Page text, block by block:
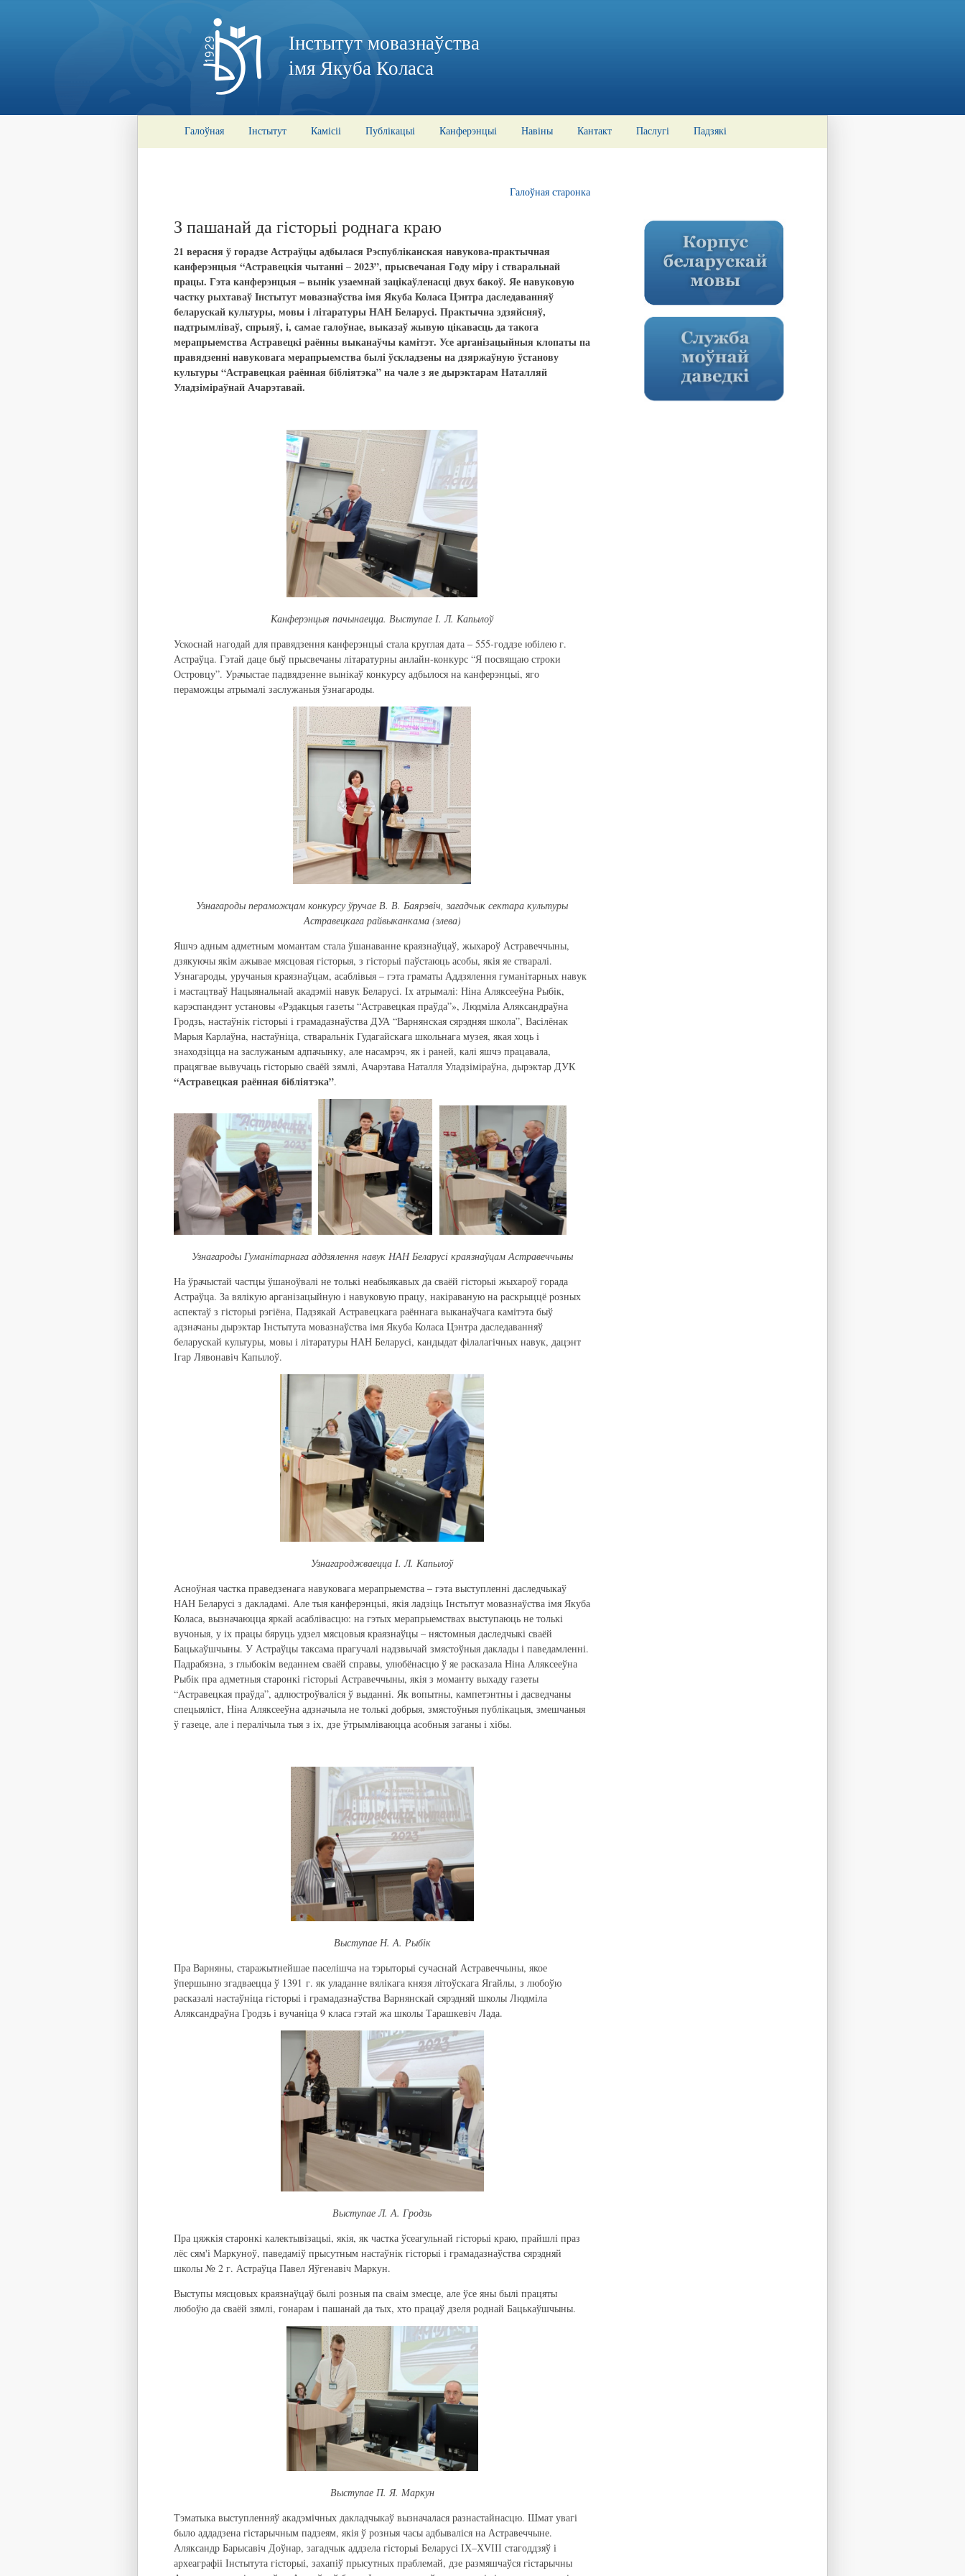
Інстытут мовазнаўства
імя Якуба Коласа
Галоўная Інстытут Камісіі Публікацыі Канферэнцыі Навіны Кантакт Паслугі Падзякі
Галоўная старонка
З пашанай да гісторыі роднага краю
21 верасня ў горадзе Астраўцы адбылася Рэспубліканская навукова-практычная
канферэнцыя “Астравецкія чытанні – 2023”, прысвечаная Году міру і стваральнай
працы. Гэта канферэнцыя – вынік узаемнай зацікаўленасці двух бакоў. Яе навуковую
частку рыхтаваў Інстытут мовазнаўства імя Якуба Коласа Цэнтра даследаванняў
беларускай культуры, мовы і літаратуры НАН Беларусі. Практычна здзяйсняў,
падтрымліваў, спрыяў, і, самае галоўнае, выказаў жывую цікавасць да такога
мерапрыемства Астравецкі раённы выканаўчы камітэт. Усе арганізацыйныя клопаты па
правядзенні навуковага мерапрыемства былі ўскладзены на дзяржаўную ўстанову
культуры “Астравецкая раённая бібліятэка” на чале з яе дырэктарам Наталляй
Уладзіміраўнай Ачарэтавай.
Канферэнцыя пачынаецца. Выступае І. Л. Капылоў
Ускоснай нагодай для правядзення канферэнцыі стала круглая дата – 555-годдзе юбілею г.
Астраўца. Гэтай даце быў прысвечаны літаратурны анлайн-конкурс “Я посвящаю строки
Островцу”. Урачыстае падвядзенне вынікаў конкурсу адбылося на канферэнцыі, яго
пераможцы атрымалі заслужаныя ўзнагароды.
Узнагароды пераможцам конкурсу ўручае В. В. Баярэвіч, загадчык сектара культуры
Астравецкага райвыканкама (злева)
Яшчэ адным адметным момантам стала ўшанаванне краязнаўцаў, жыхароў Астравеччыны,
дзякуючы якім ажывае мясцовая гісторыя, з гісторыі паўстаюць асобы, якія яе стваралі.
Узнагароды, уручаныя краязнаўцам, асаблівыя – гэта граматы Аддзялення гуманітарных навук
і мастацтваў Нацыянальнай акадэміі навук Беларусі. Іх атрымалі: Ніна Аляксееўна Рыбік,
карэспандэнт установы «Рэдакцыя газеты “Астравецкая праўда”», Людміла Аляксандраўна
Гродзь, настаўнік гісторыі і грамадазнаўства ДУА “Варнянская сярэдняя школа”, Васілёнак
Марыя Карлаўна, настаўніца, стваральнік Гудагайскага школьнага музея, якая хоць і
знаходзіцца на заслужаным адпачынку, але насамрэч, як і раней, калі яшчэ працавала,
працягвае вывучаць гісторыю сваёй зямлі, Ачарэтава Наталля Уладзіміраўна, дырэктар ДУК
“Астравецкая раённая бібліятэка”.
Узнагароды Гуманітарнага аддзялення навук НАН Беларусі краязнаўцам Астравеччыны
На ўрачыстай частцы ўшаноўвалі не толькі неабыякавых да сваёй гісторыі жыхароў горада
Астраўца. За вялікую арганізацыйную і навуковую працу, накіраваную на раскрыццё розных
аспектаў з гісторыі рэгіёна, Падзякай Астравецкага раённага выканаўчага камітэта быў
адзначаны дырэктар Інстытута мовазнаўства імя Якуба Коласа Цэнтра даследаванняў
беларускай культуры, мовы і літаратуры НАН Беларусі, кандыдат філалагічных навук, дацэнт
Ігар Лявонавіч Капылоў.
Узнагароджваецца І. Л. Капылоў
Асноўная частка праведзенага навуковага мерапрыемства – гэта выступленні даследчыкаў
НАН Беларусі з дакладамі. Але тыя канферэнцыі, якія ладзіць Інстытут мовазнаўства імя Якуба
Коласа, вызначаюцца яркай асаблівасцю: на гэтых мерапрыемствах выступаюць не толькі
вучоныя, у іх працы бяруць удзел мясцовыя краязнаўцы – нястомныя даследчыкі сваёй
Бацькаўшчыны. У Астраўцы таксама прагучалі надзвычай змястоўныя даклады і паведамленні.
Падрабязна, з глыбокім веданнем сваёй справы, улюбёнасцю ў яе расказала Ніна Аляксееўна
Рыбік пра адметныя старонкі гісторыі Астравеччыны, якія з моманту выхаду газеты
“Астравецкая праўда”, адлюстроўваліся ў выданні. Як вопытны, кампетэнтны і дасведчаны
спецыяліст, Ніна Аляксееўна адзначыла не толькі добрыя, змястоўныя публікацыя, змешчаныя
ў газеце, але і пералічыла тыя з іх, дзе ўтрымліваюцца асобныя заганы і хібы.
Выступае Н. А. Рыбік
Пра Варняны, старажытнейшае паселішча на тэрыторыі сучаснай Астравеччыны, якое
ўпершыню згадваецца ў 1391 г. як уладанне вялікага князя літоўскага Ягайлы, з любоўю
расказалі настаўніца гісторыі і грамадазнаўства Варнянскай сярэдняй школы Людміла
Аляксандраўна Гродзь і вучаніца 9 класа гэтай жа школы Тарашкевіч Лада.
Выступае Л. А. Гродзь
Пра цяжкія старонкі калектывізацыі, якія, як частка ўсеагульнай гісторыі краю, прайшлі праз
лёс сям'і Маркуноў, паведаміў прысутным настаўнік гісторыі і грамадазнаўства сярэдняй
школы № 2 г. Астраўца Павел Яўгенавіч Маркун.
Выступы мясцовых краязнаўцаў былі розныя па сваім змесце, але ўсе яны былі працяты
любоўю да сваёй зямлі, гонарам і пашанай да тых, хто працаў дзеля роднай Бацькаўшчыны.
Выступае П. Я. Маркун
Тэматыка выступленняў акадэмічных дакладчыкаў вызначалася разнастайнасцю. Шмат увагі
было аддадзена гістарычным падзеям, якія ў розныя часы адбываліся на Астравеччыне.
Аляксандр Барысавіч Доўнар, загадчык аддзела гісторыі Беларусі ІХ–ХVІІІ стагоддзяў і
археаграфіі Інстытута гісторыі, захапіў прысутных праблемай, дзе размяшчаўся гістарычны